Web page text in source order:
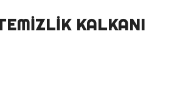
KALKANI